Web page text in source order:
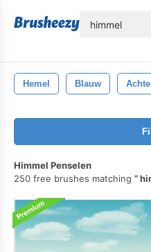
Hemel Blauw
Himmel Penselen
250 free brushes matching